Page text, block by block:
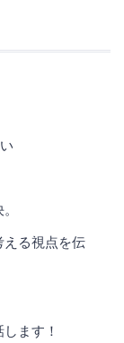
える視点を伝
ます！